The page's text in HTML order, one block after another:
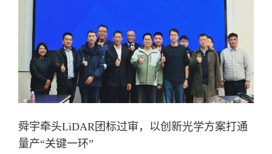
舜宇牵头LiDAR团标过审，以创新光学方案打通
量产“关键一环”